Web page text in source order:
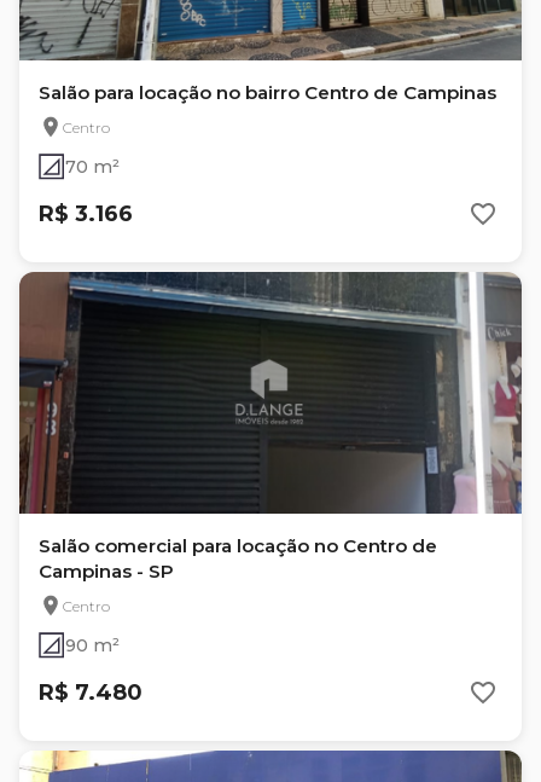
Salão para locação no bairro Centro de Campinas
Centro
70 m²
R$ 3.166
Salão comercial para locação no Centro de
Campinas - SP
Centro
90 m²
R$ 7.480